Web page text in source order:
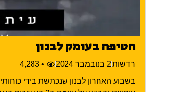
חטיפה בעומק לבנון
חדשות2 בנובמבר 2024 • 4,283
בשבוע האחרון לבנון שנכתשת בידי